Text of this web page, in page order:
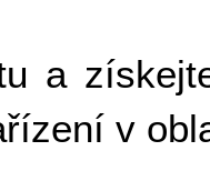
a
v